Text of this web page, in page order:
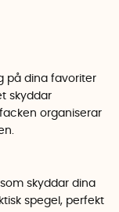
på dina favoriter
skyddar
organiserar
skyddar dina
spegel, perfekt